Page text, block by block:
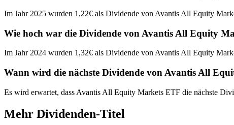
Im Jahr 2025 wurden 1,22€ als Dividende von Avantis All Equity
Wie hoch war die Dividende von Avantis All Equity
Im Jahr 2024 wurden 1,32€ als Dividende von Avantis All Equity
Wann wird die nächste Dividende von Avantis All
Es wird erwartet, dass Avantis All Equity Markets ETF die nächste
Mehr Dividenden-Titel